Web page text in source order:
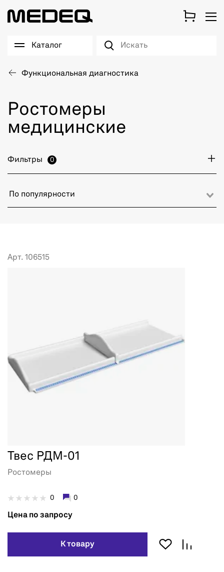
Каталог
Функциональная диагностика
Ростомеры
медицинские
Фильтры 0
По популярности
Арт. 106515
Твес РДМ-01
Ростомеры
0 0
Цена по запросу
К товару